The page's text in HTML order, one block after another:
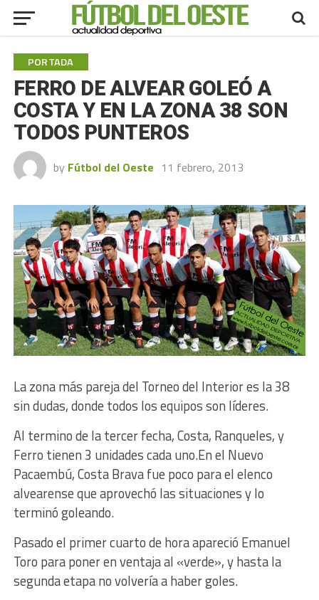
PORTADA
FERRO DE ALVEAR GOLEÓ A
COSTA Y EN LA ZONA 38 SON
TODOS PUNTEROS
by Fútbol del Oeste 11 febrero, 2013
La zona más pareja del Torneo del Interior es la 38
sin dudas, donde todos los equipos son líderes.
Al termino de la tercer fecha, Costa, Ranqueles, y
Ferro tienen 3 unidades cada uno.En el Nuevo
Pacaembú, Costa Brava fue poco para el elenco
alvearense que aprovechó las situaciones y lo
terminó goleando.
Pasado el primer cuarto de hora apareció Emanuel
Toro para poner en ventaja al «verde», y hasta la
segunda etapa no volvería a haber goles.